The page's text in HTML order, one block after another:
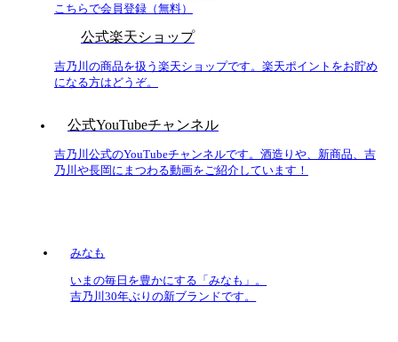
こちらで会員登録（無料）
公式楽天ショップ
吉乃川の商品を扱う楽天ショップです。楽天ポイントをお貯め
になる方はどうぞ。
公式YouTubeチャンネル
吉乃川公式のYouTubeチャンネルです。酒造りや、新商品、吉
乃川や長岡にまつわる動画をご紹介しています！
みなも
いまの毎日を豊かにする「みなも」。
吉乃川30年ぶりの新ブランドです。